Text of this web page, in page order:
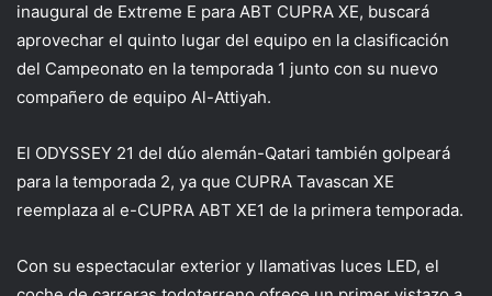
inaugural de Extreme E para ABT CUPRA XE, buscará
aprovechar el quinto lugar del equipo en la clasificación
del Campeonato en la temporada 1 junto con su nuevo
compañero de equipo Al-Attiyah.
El ODYSSEY 21 del dúo alemán-Qatari también golpeará
para la temporada 2, ya que CUPRA Tavascan XE
reemplaza al e-CUPRA ABT XE1 de la primera temporada.
Con su espectacular exterior y llamativas luces LED, el